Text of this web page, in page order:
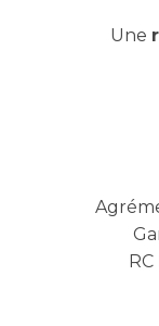
Une